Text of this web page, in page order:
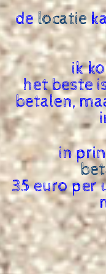
delocatie
ik
het beste
betalen,
in
35 euro per